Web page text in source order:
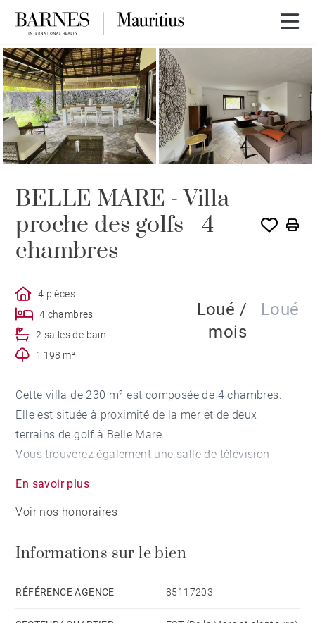
LOUÉ PAR BARNES
BELLE MARE - Villa
proche des golfs - 4
chambres
4 pièces
4 chambres
2 salles de bain
1 198 m²
Loué /
mois
Loué
Cette villa de 230 m² est composée de 4 chambres.
Elle est située à proximité de la mer et de deux
terrains de golf à Belle Mare.
Vous trouverez également une salle de télévision
donnant sur le jardin et la piscine.
et des autres services de Flacq.
En savoir plus
Voir nos honoraires
Informations sur le bien
RÉFÉRENCE AGENCE 85117203